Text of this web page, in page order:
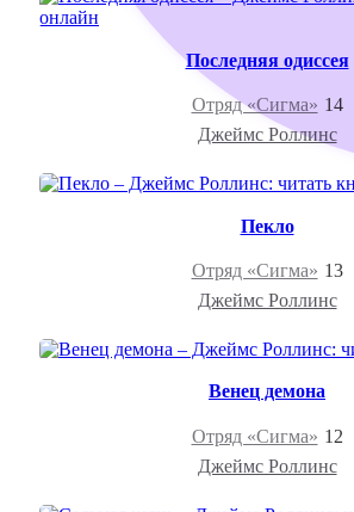
Последняя одиссея
Отряд «Сигма» 14
Джеймс Роллинс
Пекло
Отряд «Сигма» 13
Джеймс Роллинс
Венец демона
Отряд «Сигма» 12
Джеймс Роллинс